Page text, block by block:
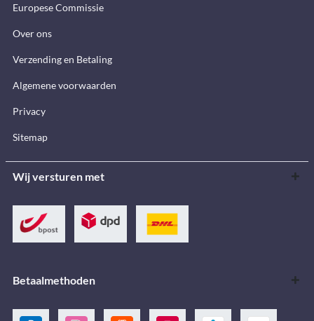
Europese Commissie
Over ons
Verzending en Betaling
Algemene voorwaarden
Privacy
Sitemap
Wij versturen met
Betaalmethoden